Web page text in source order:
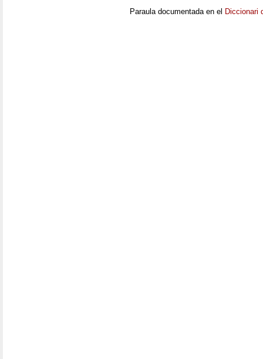
Paraula documentada en el Diccionari